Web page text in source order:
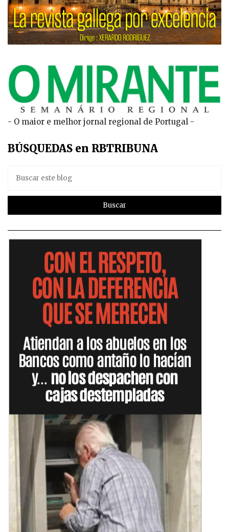
- O maior e melhor jornal regional de Portugal -
BÚSQUEDAS en RBTRIBUNA